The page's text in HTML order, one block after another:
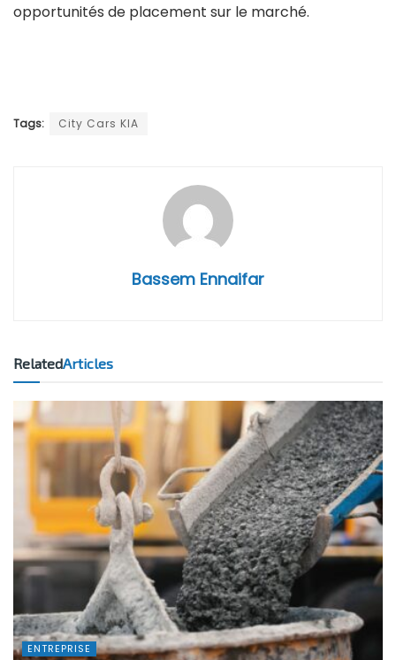
opportunités de placement sur le marché.
Tags: City Cars KIA
Bassem Ennaifar
RelatedArticles
ENTREPRISE